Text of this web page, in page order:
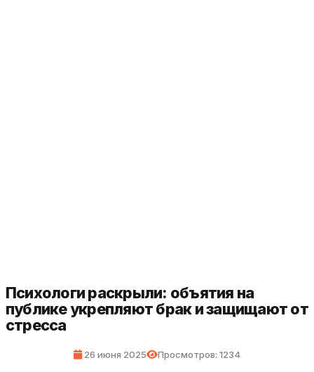
Психологи раскрыли: объятия на
публике укрепляют брак и защищают от
стресса
26 июня 2025 Просмотров: 1234